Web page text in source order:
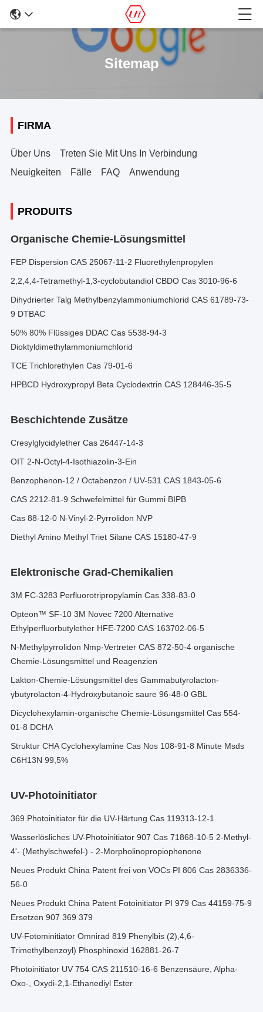
Sitemap
FIRMA
Über Uns
Treten Sie Mit Uns In Verbindung
Neuigkeiten
Fälle FAQ Anwendung
PRODUITS
Organische Chemie-Lösungsmittel
FEP Dispersion CAS 25067-11-2 Fluorethylenpropylen
2,2,4,4-Tetramethyl-1,3-cyclobutandiol CBDO Cas 3010-96-6
Dihydrierter Talg Methylbenzylammoniumchlorid CAS 61789-73-
9 DTBAC
50% 80% Flüssiges DDAC Cas 5538-94-3
Dioktyldimethylammoniumchlorid
TCE Trichlorethylen Cas 79-01-6
HPBCD Hydroxypropyl Beta Cyclodextrin CAS 128446-35-5
Beschichtende Zusätze
Cresylglycidylether Cas 26447-14-3
OIT 2-N-Octyl-4-Isothiazolin-3-Ein
Benzophenon-12 / Octabenzon / UV-531 CAS 1843-05-6
CAS 2212-81-9 Schwefelmittel für Gummi BIPB
Cas 88-12-0 N-Vinyl-2-Pyrrolidon NVP
Diethyl Amino Methyl Triet Silane CAS 15180-47-9
Elektronische Grad-Chemikalien
3M FC-3283 Perfluorotripropylamin Cas 338-83-0
Opteon™ SF-10 3M Novec 7200 Alternative
Ethylperfluorbutylether HFE-7200 CAS 163702-06-5
N-Methylpyrrolidon Nmp-Vertreter CAS 872-50-4 organische
Chemie-Lösungsmittel und Reagenzien
Lakton-Chemie-Lösungsmittel des Gammabutyrolacton-
γbutyrolacton-4-Hydroxybutanoic saure 96-48-0 GBL
Dicyclohexylamin-organische Chemie-Lösungsmittel Cas 554-
01-8 DCHA
Struktur CHA Cyclohexylamine Cas Nos 108-91-8 Minute Msds
C6H13N 99,5%
UV-Photoinitiator
369 Photoinitiator für die UV-Härtung Cas 119313-12-1
Wasserlösliches UV-Photoinitiator 907 Cas 71868-10-5 2-Methyl-
4'- (Methylschwefel-) - 2-Morpholinopropiophenone
Neues Produkt China Patent frei von VOCs PI 806 Cas 2836336-
56-0
Neues Produkt China Patent Fotoinitiator PI 979 Cas 44159-75-9
Ersetzen 907 369 379
UV-Fotominitiator Omnirad 819 Phenylbis (2),4,6-
Trimethylbenzoyl) Phosphinoxid 162881-26-7
Photoinitiator UV 754 CAS 211510-16-6 Benzensäure, Alpha-
Oxo-, Oxydi-2,1-Ethanediyl Ester